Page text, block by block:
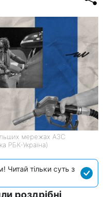
мережах АЗС
РБК-Україна)
Читай тільки суть з
роздрібні